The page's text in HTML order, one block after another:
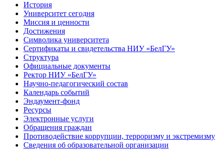
История
Университет сегодня
Миссия и ценности
Достижения
Символика университета
Сертификаты и свидетельства НИУ «БелГУ»
Структура
Официальные документы
Ректор НИУ «БелГУ»
Научно-педагогический состав
Календарь событий
Эндаумент-фонд
Ресурсы
Электронные услуги
Обращения граждан
Противодействие коррупции, терроризму и экстремизму
Сведения об образовательной организации